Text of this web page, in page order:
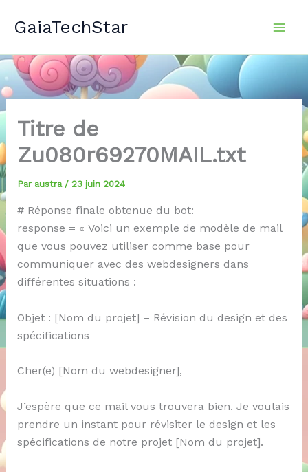
GaiaTechStar
Titre de
Zu080r69270MAIL.txt
Par austra / 23 juin 2024
# Réponse finale obtenue du bot:
response = « Voici un exemple de modèle de mail
que vous pouvez utiliser comme base pour
communiquer avec des webdesigners dans
différentes situations :
Objet : [Nom du projet] – Révision du design et des
spécifications
Cher(e) [Nom du webdesigner],
J’espère que ce mail vous trouvera bien. Je voulais
prendre un instant pour révisiter le design et les
spécifications de notre projet [Nom du projet].